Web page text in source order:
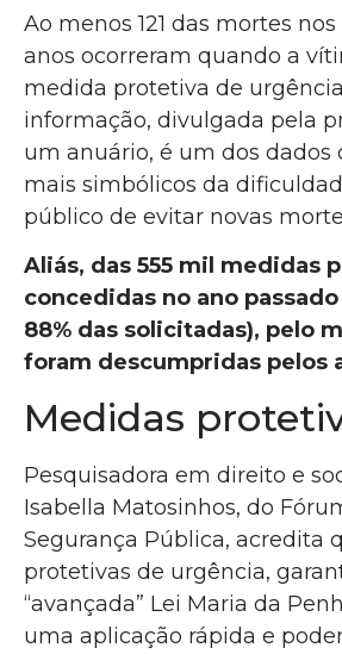
Ao menos 121 das mortes
anos ocorreram quando a
medida protetiva de
informação, divulgada pela
um anuário, é um dos dados
mais simbólicos da
público de evitar novas
Aliás, das 555 mil medidas
concedidas no ano
88% das solicitadas), pelo
foram descumpridas pelos
Medidas
Pesquisadora em direito e
Isabella Matosinhos, do
Segurança Pública, acredita
protetivas de urgência,
“avançada” Lei Maria da
uma aplicação rápida e